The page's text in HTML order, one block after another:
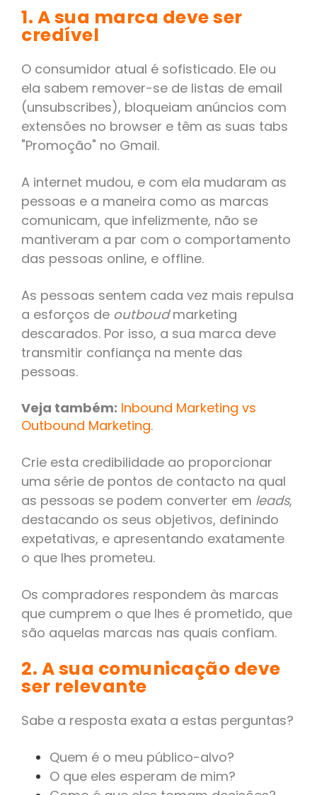
1. A sua marca deve ser
credível
O consumidor atual é sofisticado. Ele ou
ela sabem remover-se de listas de email
(unsubscribes), bloqueiam anúncios com
extensões no browser e têm as suas tabs
"Promoção" no Gmail.
A internet mudou, e com ela mudaram as
pessoas e a maneira como as marcas
comunicam, que infelizmente, não se
mantiveram a par com o comportamento
das pessoas online, e offline.
As pessoas sentem cada vez mais repulsa
a esforços de outboudmarketing
descarados. Por isso, a sua marca deve
transmitir confiança na mente das
pessoas.
Veja também: Inbound Marketing vs
Outbound Marketing.
Crie esta credibilidade ao proporcionar
uma série de pontos de contacto na qual
as pessoas se podem converter em leads,
destacando os seus objetivos, definindo
expetativas, e apresentando exatamente
o que lhes prometeu.
Os compradores respondem às marcas
que cumprem o que lhes é prometido, que
são aquelas marcas nas quais confiam.
2. A sua comunicação deve
ser relevante
Sabe a resposta exata a estas perguntas?
Quem é o meu público-alvo?
O que eles esperam de mim?